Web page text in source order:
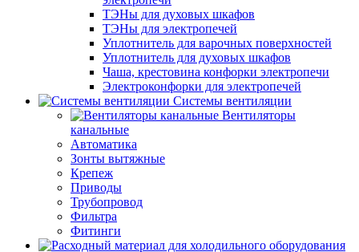
ТЭНы для духовых шкафов
ТЭНы для электропечей
Уплотнитель для варочных поверхностей
Уплотнитель для духовых шкафов
Чаша, крестовина конфорки электропечи
Электроконфорки для электропечей
Системы вентиляции
Вентиляторы
канальные
Автоматика
Зонты вытяжные
Крепеж
Приводы
Трубопровод
Фильтра
Фитинги